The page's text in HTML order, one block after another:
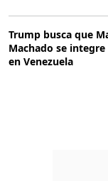
Trump busca que
Machado se
en Venezuela